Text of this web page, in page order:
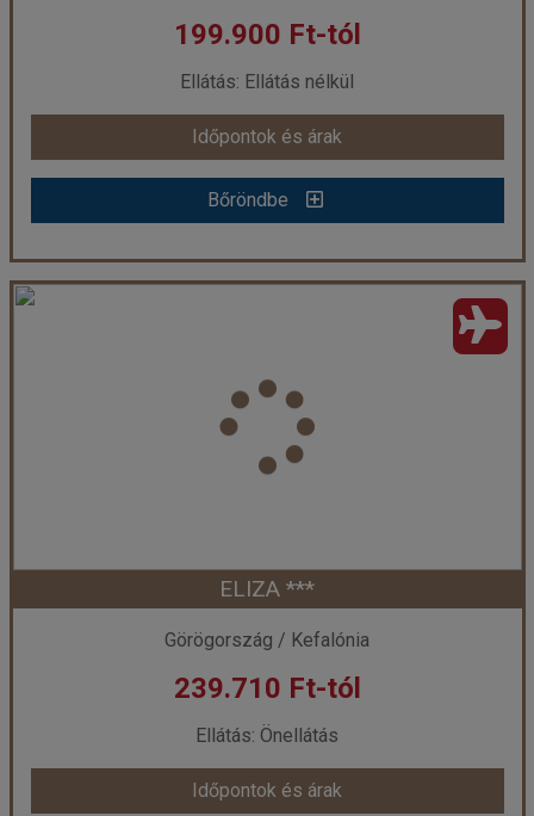
már 199.900 Ft-tól
Időpontok és árak
Bőröndbe
199.900 Ft-tól
Ellátás: Ellátás nélkül
Időpontok és árak
Bőröndbe
Tzakis Apartmanház
Város:Lassi
Utazás módja:
Repülővel
Ellátás: Ellátás nélkül
Szálláskategória: Apartmanház
Kétágyas stúdió Tengerre néző
Időpont: 2026-09-18 | 7 éj
már 199.900 Ft-tól
Időpontok és árak
ELIZA ***
Görögország / Kefalónia
239.710 Ft-tól
Ellátás: Önellátás
Időpontok és árak